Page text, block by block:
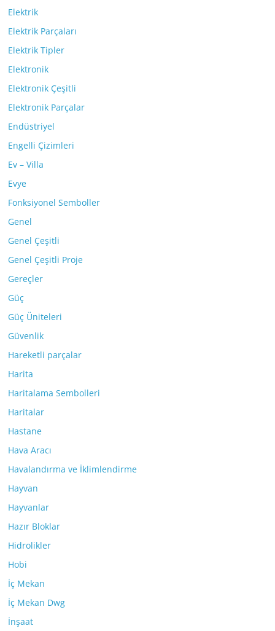
Elektrik
Elektrik Parçaları
Elektrik Tipler
Elektronik
Elektronik Çeşitli
Elektronik Parçalar
Endüstriyel
Engelli Çizimleri
Ev – Villa
Evye
Fonksiyonel Semboller
Genel
Genel Çeşitli
Genel Çeşitli Proje
Gereçler
Güç
Güç Üniteleri
Güvenlik
Hareketli parçalar
Harita
Haritalama Sembolleri
Haritalar
Hastane
Hava Aracı
Havalandırma ve İklimlendirme
Hayvan
Hayvanlar
Hazır Bloklar
Hidrolikler
Hobi
İç Mekan
İç Mekan Dwg
İnşaat